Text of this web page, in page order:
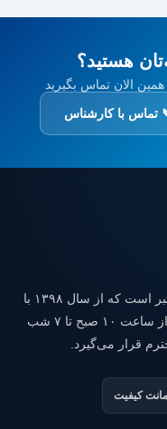
هستید؟
الان تماس بگیرید
تماس با کارشناس
دوتز یک موسسه تحقیقاتی و آموزشی معتبر است که از سال ۱۳۹۸ با
حضور اساتید برتر و تیم متخصص، روزانه از ساعت ۱۰ صبح تا ۷ شب
قرار می‌گیرد.
کیفیت